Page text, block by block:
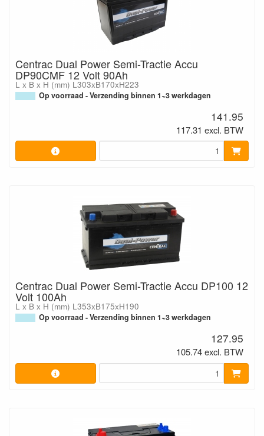
Centrac Dual Power Semi-Tractie Accu
DP90CMF 12 Volt 90Ah
L x B x H (mm) L303xB170xH223
Op voorraad - Verzending binnen 1~3 werkdagen
141.95
117.31 excl. BTW
Centrac Dual Power Semi-Tractie Accu DP100 12
Volt 100Ah
L x B x H (mm) L353xB175xH190
Op voorraad - Verzending binnen 1~3 werkdagen
127.95
105.74 excl. BTW